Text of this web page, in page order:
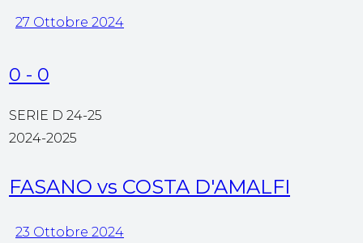
27 Ottobre 2024
0 - 0
SERIE D 24-25
2024-2025
FASANO vs COSTA D'AMALFI
23 Ottobre 2024